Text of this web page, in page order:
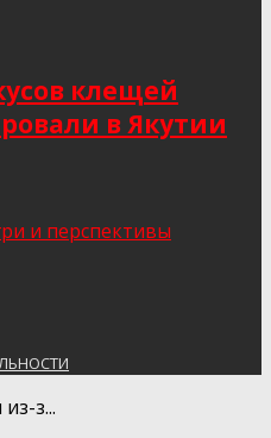
клещей
в Якутии
и перспективы
з...